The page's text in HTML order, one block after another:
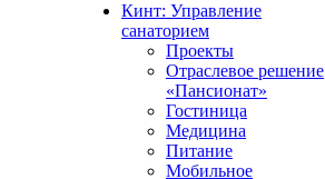
Кинт: Управление
санаторием
Проекты
Отраслевое решение
«Пансионат»
Гостиница
Медицина
Питание
Мобильное